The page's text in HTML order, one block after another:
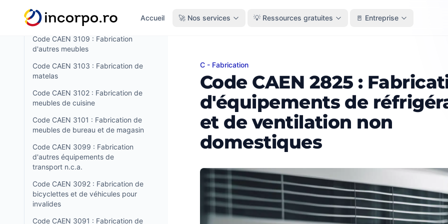
principal
Accueil 🚀 Nos services 💡 Ressources gratuites 🚪 Entreprise
Code CAEN 3211 : frappe de
monnaie
Code CAEN 3109 : Fabrication
d'autres meubles
Code CAEN 3103 : Fabrication de
matelas
Code CAEN 3102 : Fabrication de
meubles de cuisine
Code CAEN 3101 : Fabrication de
meubles de bureau et de magasin
Code CAEN 3099 : Fabrication
d'autres équipements de
transport n.c.a.
Code CAEN 3092 : Fabrication de
bicyclettes et de véhicules pour
invalides
Code CAEN 3091 : Fabrication de
Code CAEN 2825 : Fabrication d'équipements de réfrigération
C - Fabrication
Code CAEN 2825 :
d'équipements de
et de ventilation non
domestiques